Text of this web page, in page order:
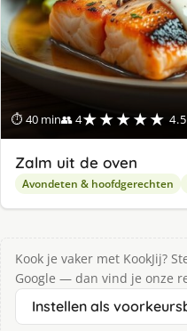
⏱ 40 min👥 4★★★★★
Zalm uit de oven
Avondeten & hoofdgerechten
Kook je vaker met KookJij?
Google — dan vind je onze
Instellen als